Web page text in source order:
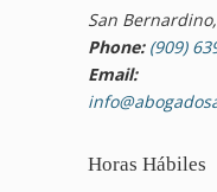
San
Phone: (909)
Email:
Horas Hábiles